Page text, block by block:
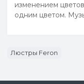
изменением
одним цветом.
Люстры Feron